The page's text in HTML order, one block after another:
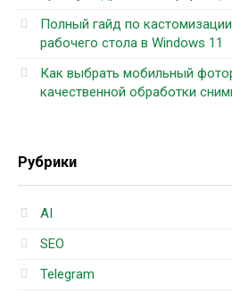
Полный гайд по
рабочего стола в Windows 11
Как выбрать мобильный
качественной обработки
Рубрики
AI
SEO
Telegram